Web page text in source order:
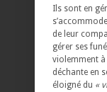
Ils sont en
de leur
gérer ses
violemment à
déchante en
éloigné du «